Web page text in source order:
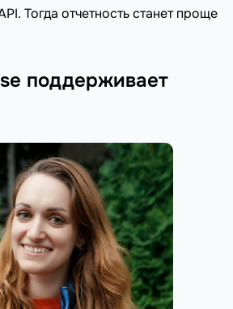
Тогда отчетность станет проще
поддерживает